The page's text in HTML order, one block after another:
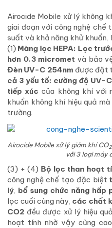
Airocide Mobile xử lý không
giai đoạn với công nghệ chế
suất và khả năng khử khuẩn,
(1) Màng lọc HEPA: Lọc
hơn 0.3 micromet và bảo
Đèn UV-C 254nm được đặt
cả 3 yếu tố: cường độ UV-
tiếp xúc của không khí với
khuẩn không khí hiệu quả
trường.
Airocide Mobile xử lý giảm khí CO2
với 3 loại máy
(3) + (4) Bộ lọc than hoạt
công nghệ chế tạo đặc biệt
lý, bổ sung chức năng hấp
lọc cuối cùng này, các chất
CO2 đều được xử lý hiệu
hoạt tính nhờ vậy cũng